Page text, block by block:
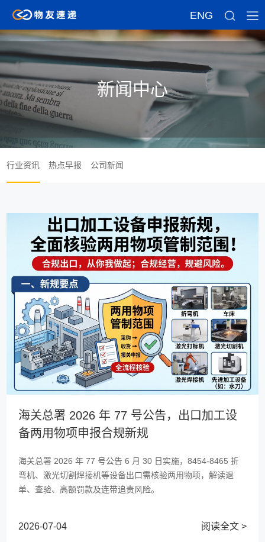
ENG
新闻中心
行业资讯 热点早报 公司新闻
海关总署 2026 年 77 号公告，出口加工设
备两用物项申报合规新规
海关总署 2026 年 77 号公告 6 月 30 日实施，8454-8465 折
弯机、激光切割焊接机等设备出口需核验两用物项，解读退
单、查验、高额罚款及连带追责风险。
2026-07-04 阅读全文 >